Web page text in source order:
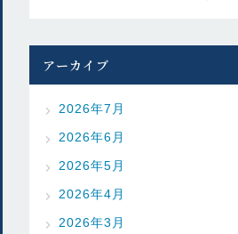
アーカイブ
2026年7月
2026年6月
2026年5月
2026年4月
2026年3月